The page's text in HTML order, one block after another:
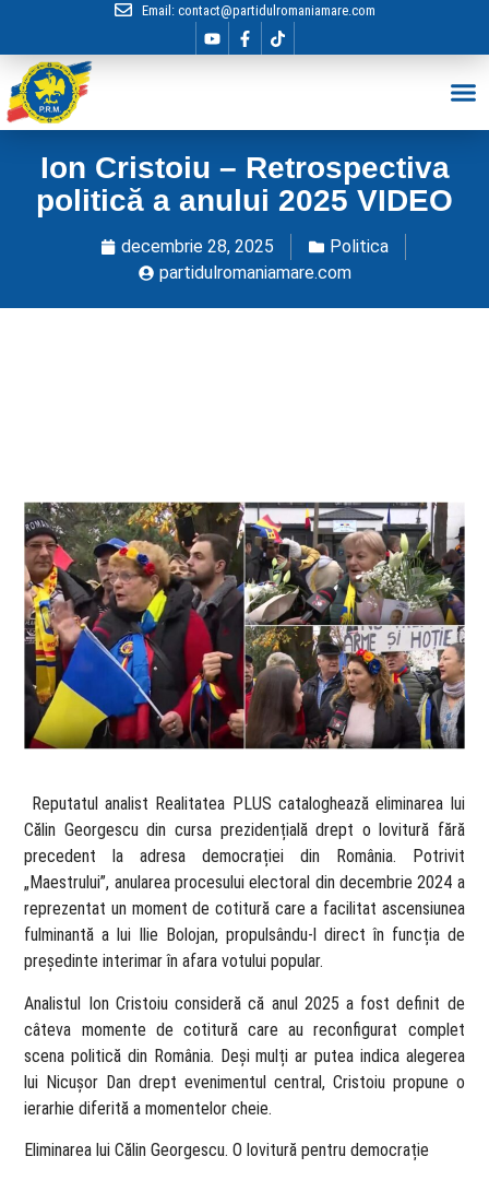
Email: contact@partidulromaniamare.com
Ion Cristoiu – Retrospectiva
politică a anului 2025 VIDEO
decembrie 28, 2025
Politica
partidulromaniamare.com
​ Reputatul analist Realitatea PLUS cataloghează eliminarea lui
Călin Georgescu din cursa prezidențială drept o lovitură fără
precedent la adresa democrației din România. Potrivit
„Maestrului”, anularea procesului electoral din decembrie 2024 a
reprezentat un moment de cotitură care a facilitat ascensiunea
fulminantă a lui Ilie Bolojan, propulsându-l direct în funcția de
președinte interimar în afara votului popular.
Analistul Ion Cristoiu consideră că anul 2025 a fost definit de
câteva momente de cotitură care au reconfigurat complet
scena politică din România. Deși mulți ar putea indica alegerea
lui Nicușor Dan drept evenimentul central, Cristoiu propune o
ierarhie diferită a momentelor cheie.
Eliminarea lui Călin Georgescu. O lovitură pentru democrație